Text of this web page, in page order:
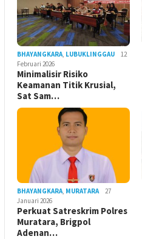
BHAYANGKARA LUBUKLINGGAU
12
Februari 2026
Minimalisir Risiko
Keamanan Titik Krusial,
Sat Sam…
BHAYANGKARA MURATARA
27
Januari 2026
Perkuat Satreskrim Polres
Muratara, Brigpol
Adenan…